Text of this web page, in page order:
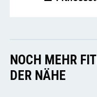
NOCH MEHR
DER NÄHE